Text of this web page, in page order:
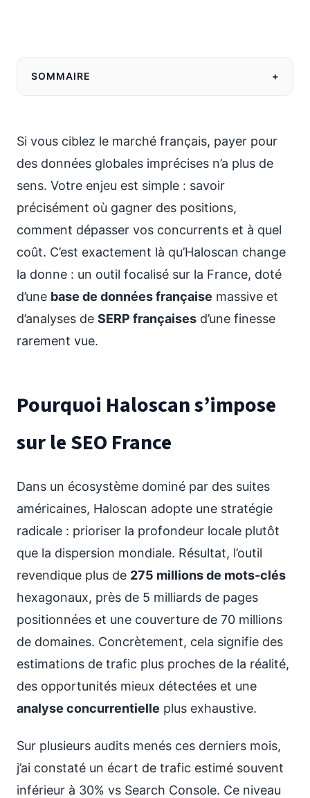
SOMMAIRE +
Si vous ciblez le marché français, payer pour
des données globales imprécises n’a plus de
sens. Votre enjeu est simple : savoir
précisément où gagner des positions,
comment dépasser vos concurrents et à quel
coût. C’est exactement là qu’Haloscan change
la donne : un outil focalisé sur la France, doté
d’une base de données française massive et
d’analyses de SERP françaises d’une finesse
rarement vue.
Pourquoi Haloscan s’impose
sur le SEO France
Dans un écosystème dominé par des suites
américaines, Haloscan adopte une stratégie
radicale : prioriser la profondeur locale plutôt
que la dispersion mondiale. Résultat, l’outil
revendique plus de 275 millions de mots-clés
hexagonaux, près de 5 milliards de pages
positionnées et une couverture de 70 millions
de domaines. Concrètement, cela signifie des
estimations de trafic plus proches de la réalité,
des opportunités mieux détectées et une
analyse concurrentielle plus exhaustive.
Sur plusieurs audits menés ces derniers mois,
j’ai constaté un écart de trafic estimé souvent
inférieur à 30% vs Search Console. Ce niveau